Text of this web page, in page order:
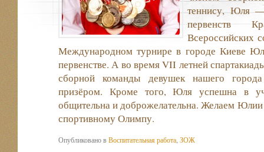
теннису, Юля —
первенств
Всероссийских
Международном турнире в городе Киеве
первенстве. А во время VII летней
сборной команды девушек нашего
призёром. Кроме того, Юля успешна в
общительна и доброжелательна. Желаем
спортивному Олимпу.
Опубликовано вВоспитательная работа ЗОЖ